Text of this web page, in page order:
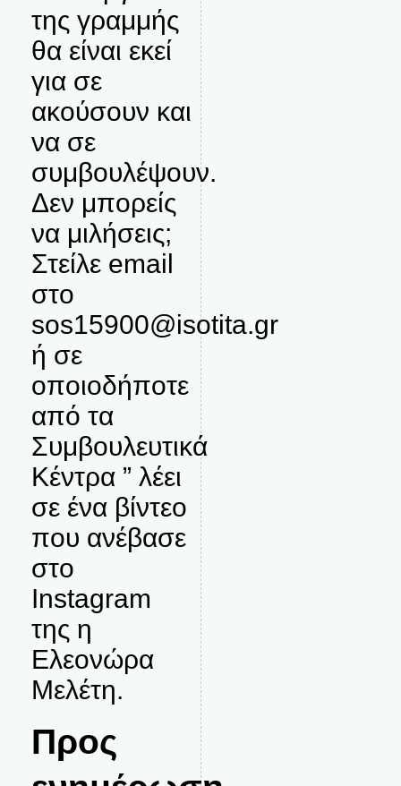
της γραμμής
θα είναι εκεί
για σε
ακούσουν και
να σε
συμβουλέψουν.
Δεν μπορείς
να μιλήσεις;
Στείλε email
στο
sos15900@isotita.gr
ή σε
οποιοδήποτε
από τα
Συμβουλευτικά
Κέντρα ” λέει
σε ένα βίντεο
που ανέβασε
στο
Instagram
της η
Ελεονώρα
Μελέτη.
Προς